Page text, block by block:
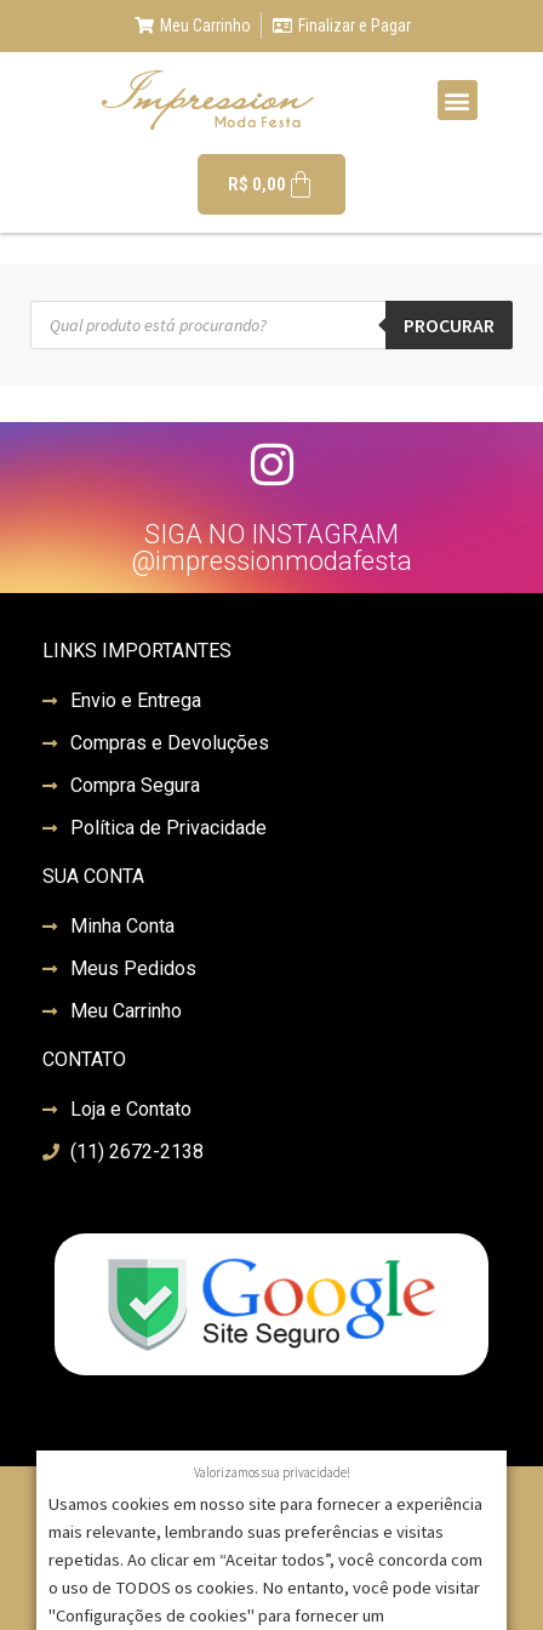
Meu Carrinho Finalizar e Pagar
R$ 0,00
PROCURAR
SIGA NO INSTAGRAM
@impressionmodafesta
LINKS IMPORTANTES
Envio e Entrega
Compras e Devoluções
Compra Segura
Política de Privacidade
SUA CONTA
Minha Conta
Meus Pedidos
Meu Carrinho
CONTATO
Loja e Contato
(11) 2672-2138
© 2007 – 2025 – ImpressionModaFesta | Rua Serra de
Japi, 1332 – Tatuapé – São Paulo/SP – CNPJ:
Valorizamos sua privacidade!
Usamos cookies em nosso site para fornecer a experiência
mais relevante, lembrando suas preferências e visitas
repetidas. Ao clicar em “Aceitar todos”, você concorda com
o uso de TODOS os cookies. No entanto, você pode visitar
"Configurações de cookies" para fornecer um